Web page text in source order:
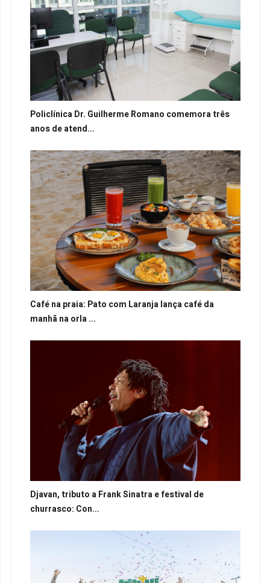
Policlínica Dr. Guilherme Romano comemora três
anos de atend...
Café na praia: Pato com Laranja lança café da
manhã na orla ...
Djavan, tributo a Frank Sinatra e festival de
churrasco: Con...